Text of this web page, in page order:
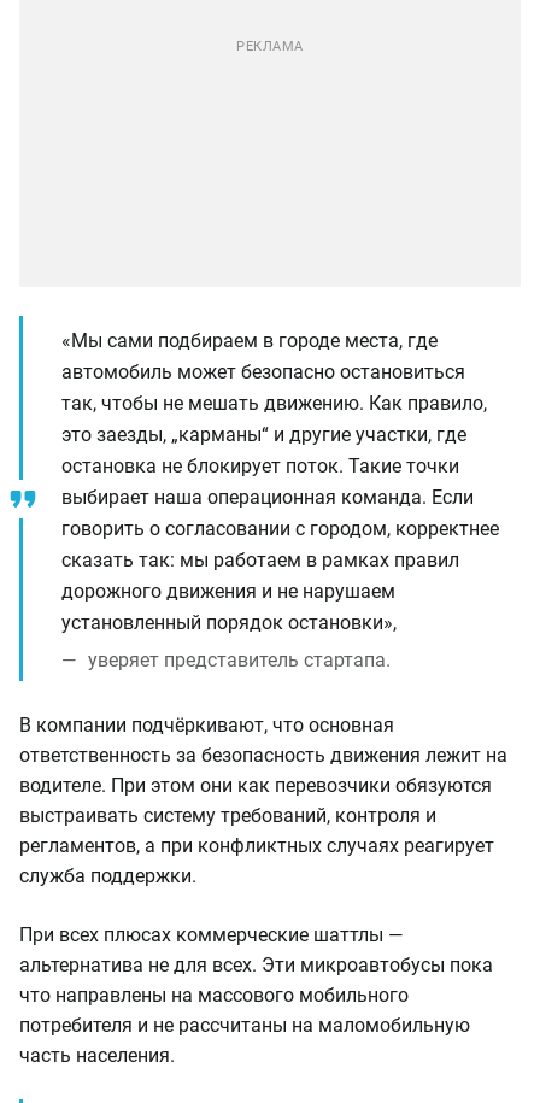
«Мы сами подбираем в городе места, где
автомобиль может безопасно остановиться
так, чтобы не мешать движению. Как правило,
это заезды, „карманы“ и другие участки, где
остановка не блокирует поток. Такие точки
выбирает наша операционная команда. Если
говорить о согласовании с городом, корректнее
сказать так: мы работаем в рамках правил
дорожного движения и не нарушаем
установленный порядок остановки»,
уверяет представитель стартапа.
В компании подчёркивают, что основная
ответственность за безопасность движения лежит на
водителе. При этом они как перевозчики обязуются
выстраивать систему требований, контроля и
регламентов, а при конфликтных случаях реагирует
служба поддержки.
При всех плюсах коммерческие шаттлы —
альтернатива не для всех. Эти микроавтобусы пока
что направлены на массового мобильного
потребителя и не рассчитаны на маломобильную
часть населения.